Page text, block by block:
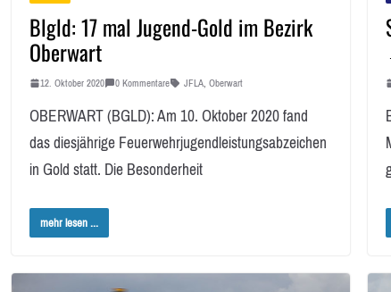
Blgld: 17 mal Jugend-Gold im Bezirk
Oberwart
12. Oktober 2020 0 Kommentare JFLA, Oberwart
OBERWART (BGLD): Am 10. Oktober 2020 fand
das diesjährige Feuerwehrjugendleistungsabzeichen
in Gold statt. Die Besonderheit
mehr lesen ...